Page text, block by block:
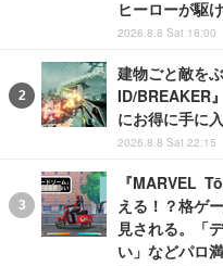
ヒーローが駆
2026.8.8 Sat 18:00
建物ごと敵を
ID/BREAKER
にお得に手に
2026.8.8 Sat 22:15
『MARVEL
える！？格ゲ
見される。「
い」などパロ